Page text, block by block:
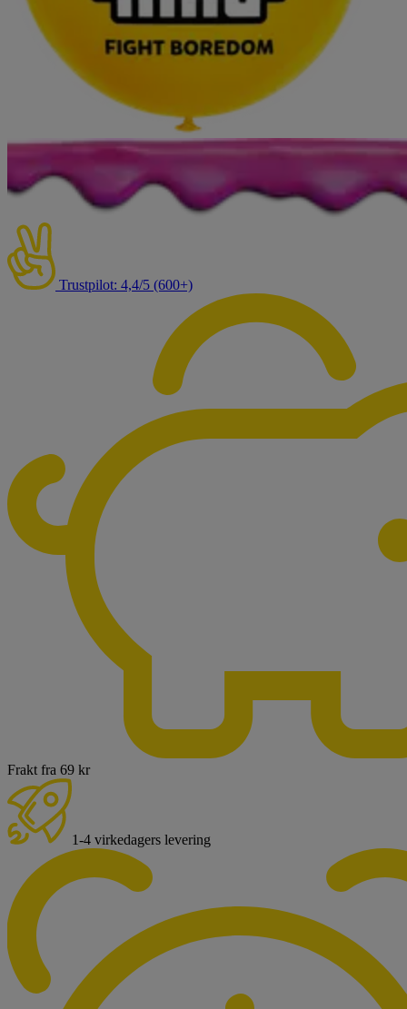
Trustpilot: 4,4/5 (600+)
Frakt fra 69 kr
1-4 virkedagers levering